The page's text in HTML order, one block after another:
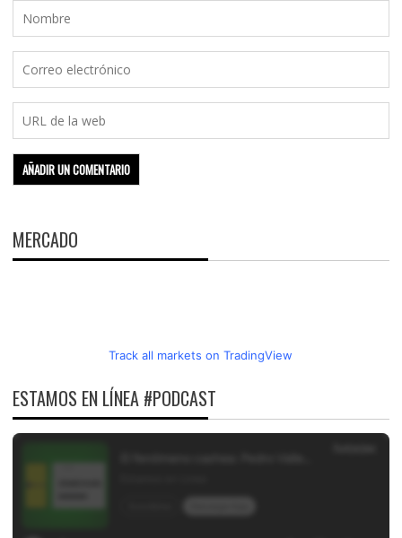
MERCADO
Track all markets on TradingView
ESTAMOS EN LÍNEA #PODCAST